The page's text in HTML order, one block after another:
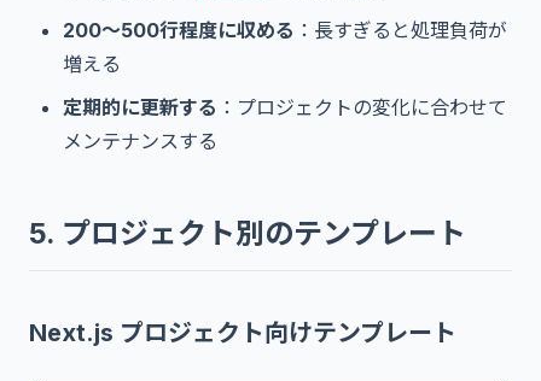
200〜500行程度に収める ：長すぎると処理負荷が
増える
定期的に更新する ：プロジェクトの変化に合わせて
メンテナンスする
5. プロジェクト別のテンプレート
Next.js プロジェクト向けテンプレート